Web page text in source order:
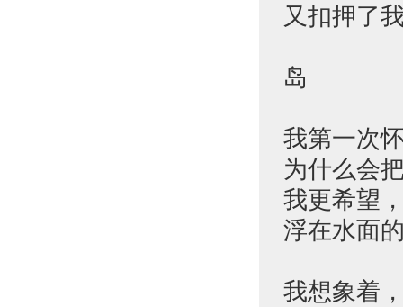
又扣押了
岛
我第一次
为什么会
我更希望
浮在水面
我想象着